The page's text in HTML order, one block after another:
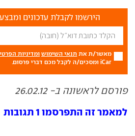
הירשמו לקבלת עדכונים
מאשר/ת את תנאי השימוש ומדיניות
iCar ומסכים/ה לקבל מכם דברי פרסום.
פורסם לראשונה ב- 26.02.12
למאמר זה התפרסמו 1 תגובות